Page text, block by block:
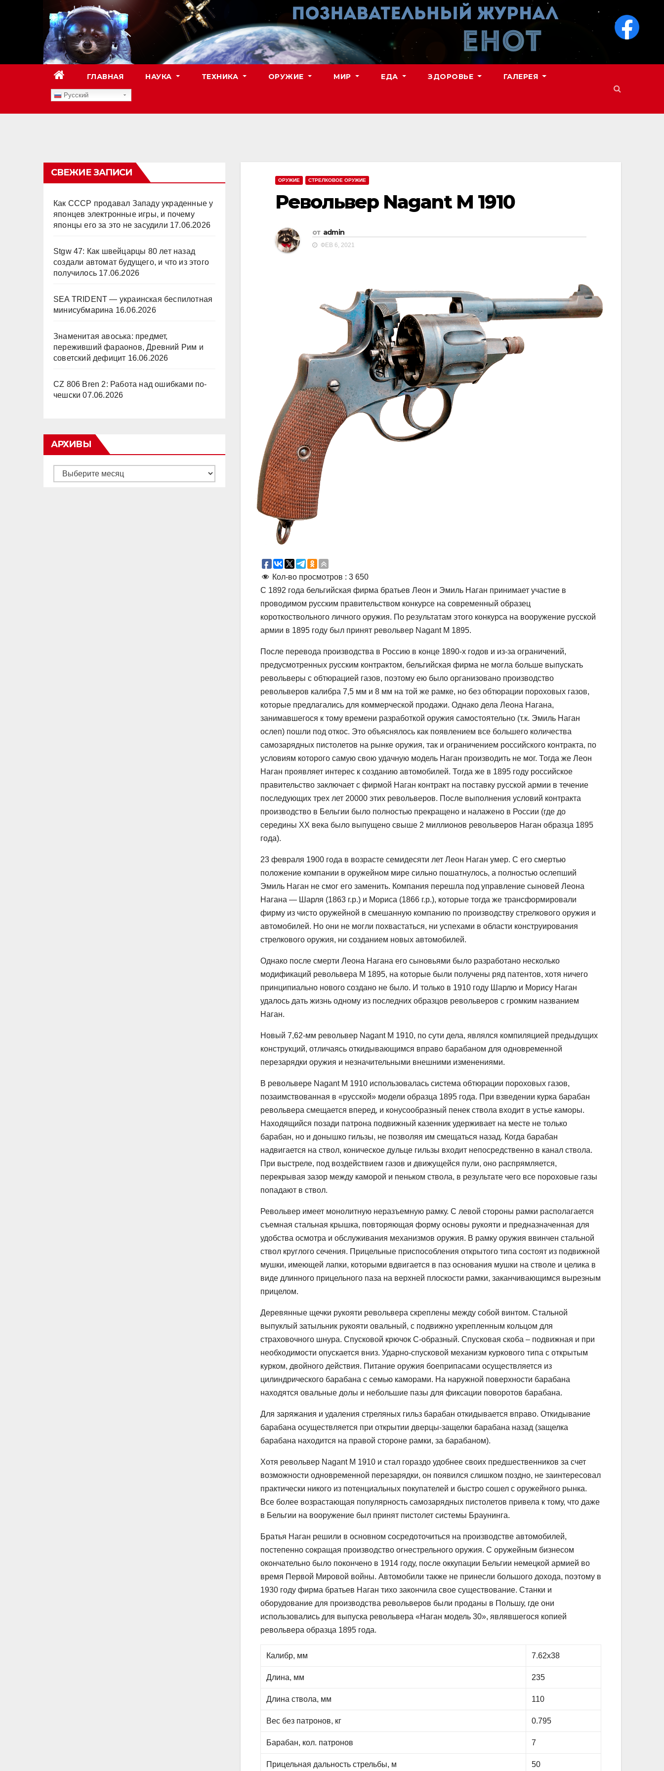
содержимому
ГЛАВНАЯ НАУКА ТЕХНИКА ОРУЖИЕ МИР ЕДА ЗДОРОВЬЕ ГАЛЕРЕЯ
TESTTEXT
Русский
ОРУЖИЕ СТРЕЛКОВОЕ ОРУЖИЕ
Револьвер Nagant M 1910
от admin
ФЕВ 6, 2021
Кол-во просмотров : 3 650
С 1892 года бельгийская фирма братьев Леон и Эмиль Наган принимает участие в
проводимом русским правительством конкурсе на современный образец
короткоствольного личного оружия. По результатам этого конкурса на вооружение русской
армии в 1895 году был принят револьвер Nagant M 1895.
После перевода производства в Россию в конце 1890-х годов и из-за ограничений,
предусмотренных русским контрактом, бельгийская фирма не могла больше выпускать
револьверы с обтюрацией газов, поэтому ею было организовано производство
револьверов калибра 7,5 мм и 8 мм на той же рамке, но без обтюрации пороховых газов,
которые предлагались для коммерческой продажи. Однако дела Леона Нагана,
занимавшегося к тому времени разработкой оружия самостоятельно (т.к. Эмиль Наган
ослеп) пошли под откос. Это объяснялось как появлением все большего количества
самозарядных пистолетов на рынке оружия, так и ограничением российского контракта, по
условиям которого самую свою удачную модель Наган производить не мог. Тогда же Леон
Наган проявляет интерес к созданию автомобилей. Тогда же в 1895 году российское
правительство заключает с фирмой Наган контракт на поставку русской армии в течение
последующих трех лет 20000 этих револьверов. После выполнения условий контракта
производство в Бельгии было полностью прекращено и налажено в России (где до
середины ХХ века было выпущено свыше 2 миллионов револьверов Наган образца 1895
года).
23 февраля 1900 года в возрасте семидесяти лет Леон Наган умер. С его смертью
положение компании в оружейном мире сильно пошатнулось, а полностью ослепший
Эмиль Наган не смог его заменить. Компания перешла под управление сыновей Леона
Нагана — Шарля (1863 г.р.) и Мориса (1866 г.р.), которые тогда же трансформировали
фирму из чисто оружейной в смешанную компанию по производству стрелкового оружия и
автомобилей. Но они не могли похвастаться, ни успехами в области конструирования
стрелкового оружия, ни созданием новых автомобилей.
Однако после смерти Леона Нагана его сыновьями было разработано несколько
модификаций револьвера М 1895, на которые были получены ряд патентов, хотя ничего
принципиально нового создано не было. И только в 1910 году Шарлю и Морису Наган
удалось дать жизнь одному из последних образцов револьверов с громким названием
Наган.
Новый 7,62-мм револьвер Nagant M 1910, по сути дела, являлся компиляцией предыдущих
конструкций, отличаясь откидывающимся вправо барабаном для одновременной
перезарядки оружия и незначительными внешними изменениями.
В револьвере Nagant M 1910 использовалась система обтюрации пороховых газов,
позаимствованная в «русской» модели образца 1895 года. При взведении курка барабан
револьвера смещается вперед, и конусообразный пенек ствола входит в устье каморы.
Находящийся позади патрона подвижный казенник удерживает на месте не только
барабан, но и донышко гильзы, не позволяя им смещаться назад. Когда барабан
надвигается на ствол, коническое дульце гильзы входит непосредственно в канал ствола.
При выстреле, под воздействием газов и движущейся пули, оно распрямляется,
перекрывая зазор между каморой и пеньком ствола, в результате чего все пороховые газы
попадают в ствол.
Револьвер имеет монолитную неразъемную рамку. С левой стороны рамки располагается
съемная стальная крышка, повторяющая форму основы рукояти и предназначенная для
удобства осмотра и обслуживания механизмов оружия. В рамку оружия ввинчен стальной
ствол круглого сечения. Прицельные приспособления открытого типа состоят из подвижной
мушки, имеющей лапки, которыми вдвигается в паз основания мушки на стволе и целика в
виде длинного прицельного паза на верхней плоскости рамки, заканчивающимся вырезным
прицелом.
Деревянные щечки рукояти револьвера скреплены между собой винтом. Стальной
выпуклый затыльник рукояти овальный, с подвижно укрепленным кольцом для
страховочного шнура. Спусковой крючок С-образный. Спусковая скоба – подвижная и при
необходимости опускается вниз. Ударно-спусковой механизм куркового типа с открытым
курком, двойного действия. Питание оружия боеприпасами осуществляется из
цилиндрического барабана с семью каморами. На наружной поверхности барабана
находятся овальные долы и небольшие пазы для фиксации поворотов барабана.
Для заряжания и удаления стреляных гильз барабан откидывается вправо. Откидывание
барабана осуществляется при открытии дверцы-защелки барабана назад (защелка
барабана находится на правой стороне рамки, за барабаном).
Хотя револьвер Nagant M 1910 и стал гораздо удобнее своих предшественников за счет
возможности одновременной перезарядки, он появился слишком поздно, не заинтересовал
практически никого из потенциальных покупателей и быстро сошел с оружейного рынка.
Все более возрастающая популярность самозарядных пистолетов привела к тому, что даже
в Бельгии на вооружение был принят пистолет системы Браунинга.
Братья Наган решили в основном сосредоточиться на производстве автомобилей,
постепенно сокращая производство огнестрельного оружия. С оружейным бизнесом
окончательно было покончено в 1914 году, после оккупации Бельгии немецкой армией во
время Первой Мировой войны. Автомобили также не принесли большого дохода, поэтому в
1930 году фирма братьев Наган тихо закончила свое существование. Станки и
оборудование для производства револьверов были проданы в Польшу, где они
использовались для выпуска револьвера «Наган модель 30», являвшегося копией
револьвера образца 1895 года.
Калибр, мм 7.62х38
Длина, мм 235
Длина ствола, мм 110
Вес без патронов, кг 0.795
Барабан, кол. патронов 7
Прицельная дальность стрельбы, м 50
СВЕЖИЕ ЗАПИСИ
Как СССР продавал Западу украденные у
японцев электронные игры, и почему
японцы его за это не засудили 17.06.2026
Stgw 47: Как швейцарцы 80 лет назад
создали автомат будущего, и что из этого
получилось 17.06.2026
SEA TRIDENT — украинская беспилотная
минисубмарина 16.06.2026
Знаменитая авоська: предмет,
переживший фараонов, Древний Рим и
советский дефицит 16.06.2026
CZ 806 Bren 2: Работа над ошибками по-
чешски 07.06.2026
АРХИВЫ
Архивы